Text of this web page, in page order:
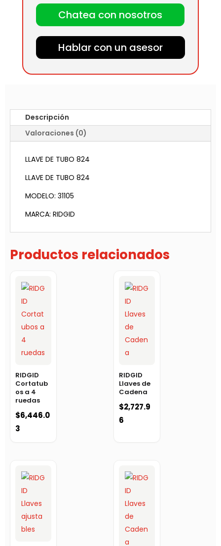
Chatea con nosotros
Hablar con un asesor
Descripción
Valoraciones (0)
LLAVE DE TUBO 824
LLAVE DE TUBO 824
MODELO: 31105
MARCA: RIDGID
Productos relacionados
RIDGID
Cortatub
os a 4
ruedas
$6,446.0
3
RIDGID
Llaves de
Cadena
$2,727.9
6